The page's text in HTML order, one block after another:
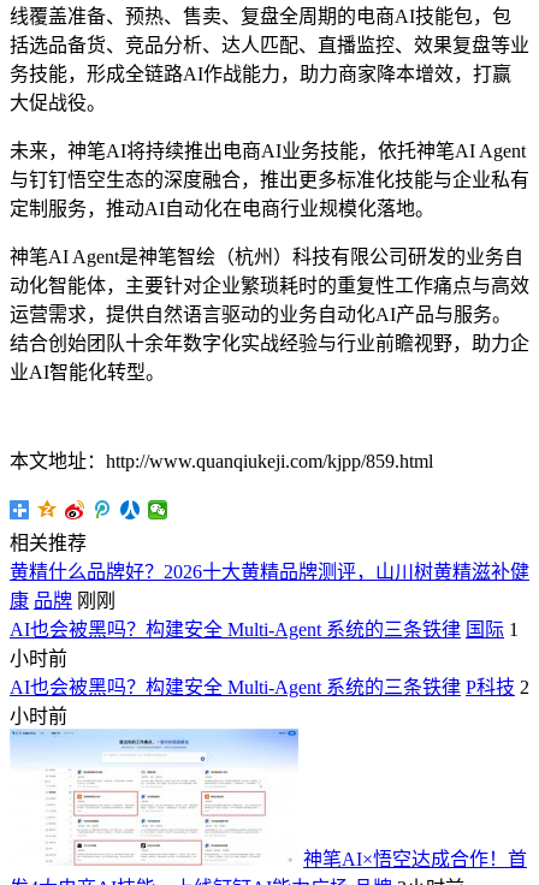
线覆盖准备、预热、售卖、复盘全周期的电商AI技能包，包
括选品备货、竞品分析、达人匹配、直播监控、效果复盘等业
务技能，形成全链路AI作战能力，助力商家降本增效，打赢
大促战役。
未来，神笔AI将持续推出电商AI业务技能，依托神笔AI Agent
与钉钉悟空生态的深度融合，推出更多标准化技能与企业私有
定制服务，推动AI自动化在电商行业规模化落地。
神笔AI Agent是神笔智绘（杭州）科技有限公司研发的业务自
动化智能体，主要针对企业繁琐耗时的重复性工作痛点与高效
运营需求，提供自然语言驱动的业务自动化AI产品与服务。
结合创始团队十余年数字化实战经验与行业前瞻视野，助力企
业AI智能化转型。
本文地址：http://www.quanqiukeji.com/kjpp/859.html
相关推荐
黄精什么品牌好？2026十大黄精品牌测评，山川树黄精滋补健
康 品牌 刚刚
AI也会被黑吗？构建安全 Multi-Agent 系统的三条铁律 国际 1
小时前
AI也会被黑吗？构建安全 Multi-Agent 系统的三条铁律 P科技 2
小时前
神笔AI×悟空达成合作！首